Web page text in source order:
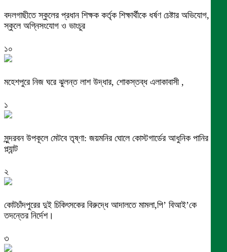
বদলগাছীতে স্কুলের প্রধান শিক্ষক কর্তৃক শিক্ষার্থীকে ধর্ষণ চেষ্টার অভিযোগ,
স্কুলে অগ্নিসংযোগ ও ভাংচুর
১০
মহেশপুরে নিজ ঘরে ঝুলন্ত লাশ উদ্ধার, শোকস্তব্ধ এলাকাবাসী ,
১
সুন্দরবন উপকূলে মেটবে তৃষ্ণা: জয়মনির ঘোলে কোস্টগার্ডের আধুনিক পানির
প্ল্যান্ট
২
কোটচাঁদপুরের দুই চিকিৎসকের বিরুদ্ধে আদালতে মামলা,পি’ বিআই’কে
তদন্তের নির্দেশ।
৩